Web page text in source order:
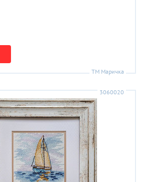
ТМ Маричка
3060020